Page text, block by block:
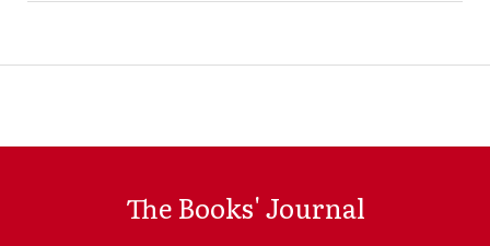
The Books' Journal